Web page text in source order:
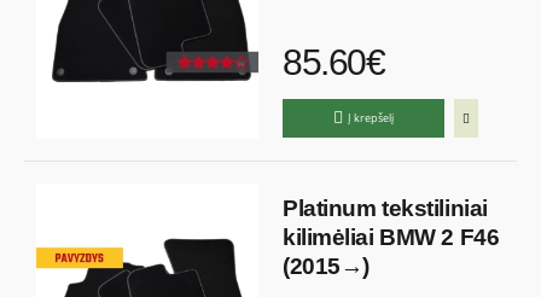
85.60€
Į krepšelį
Platinum tekstiliniai
kilimėliai BMW 2 F46
(2015→)